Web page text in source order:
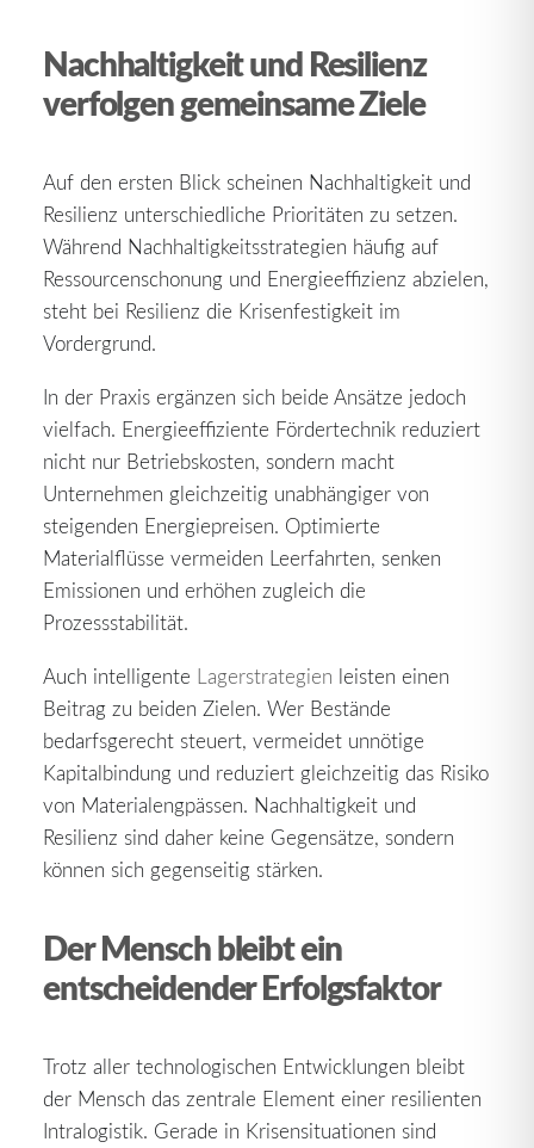
Nachhaltigkeit und Resilienz
verfolgen gemeinsame Ziele
Auf den ersten Blick scheinen Nachhaltigkeit und
Resilienz unterschiedliche Prioritäten zu setzen.
Während Nachhaltigkeitsstrategien häufig auf
Ressourcenschonung und Energieeffizienz abzielen,
steht bei Resilienz die Krisenfestigkeit im
Vordergrund.
In der Praxis ergänzen sich beide Ansätze jedoch
vielfach. Energieeffiziente Fördertechnik reduziert
nicht nur Betriebskosten, sondern macht
Unternehmen gleichzeitig unabhängiger von
steigenden Energiepreisen. Optimierte
Materialflüsse vermeiden Leerfahrten, senken
Emissionen und erhöhen zugleich die
Prozessstabilität.
Auch intelligente Lagerstrategien leisten einen
Beitrag zu beiden Zielen. Wer Bestände
bedarfsgerecht steuert, vermeidet unnötige
Kapitalbindung und reduziert gleichzeitig das Risiko
von Materialengpässen. Nachhaltigkeit und
Resilienz sind daher keine Gegensätze, sondern
können sich gegenseitig stärken.
Der Mensch bleibt ein
entscheidender Erfolgsfaktor
Trotz aller technologischen Entwicklungen bleibt
der Mensch das zentrale Element einer resilienten
Intralogistik. Gerade in Krisensituationen sind